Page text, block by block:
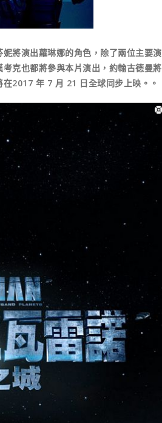
將演出蘿琳娜的角色，除了兩位主要演
克也都將參與本片演出，約翰古德曼將
2017 年 7 月 21 日全球同步上映。。